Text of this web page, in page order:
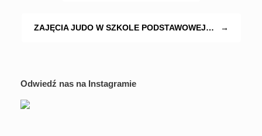
ZAJĘCIA JUDO W SZKOLE PODSTAWOWEJ… →
Odwiedź nas na Instagramie